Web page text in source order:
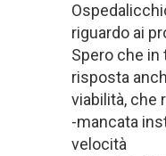
riguardo ai
Spero che in
risposta
viabilità, che
-mancata
velocità